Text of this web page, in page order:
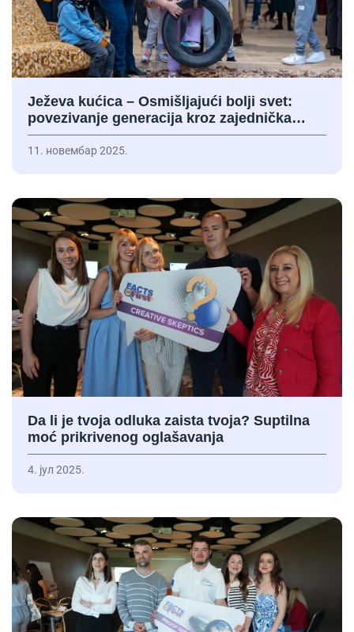
Ježeva kućica – Osmišljajući bolji svet:
povezivanje generacija kroz zajednička…
11. новембар 2025.
Da li je tvoja odluka zaista tvoja? Suptilna
moć prikrivenog oglašavanja
4. јул 2025.